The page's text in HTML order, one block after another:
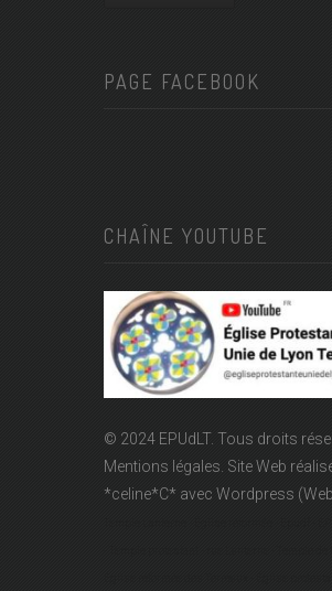
PAGE FACEBOOK
CHAÎNE YOUTUBE
© 2024 EPUdLT. Tous droits
Mentions légales. Site Web
*celine*C* avec Wordpress